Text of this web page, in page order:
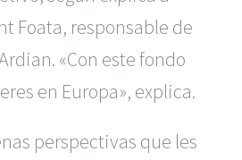
Foata, responsable de
«Con este fondo
en Europa», explica.
perspectivas que les